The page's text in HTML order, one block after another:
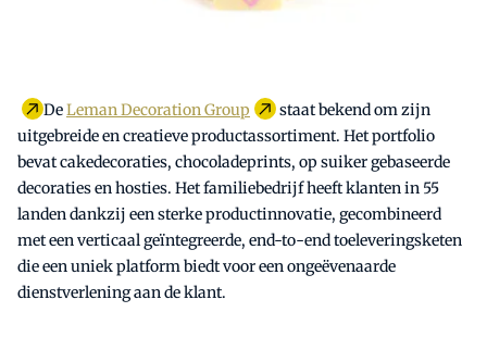
DeLeman Decoration Group
staat bekend om zijn
uitgebreide en creatieve productassortiment. Het portfolio
bevat cakedecoraties, chocoladeprints, op suiker gebaseerde
decoraties en hosties. Het familiebedrijf heeft klanten in 55
landen dankzij een sterke productinnovatie, gecombineerd
met een verticaal geïntegreerde, end-to-end toeleveringsketen
die een uniek platform biedt voor een ongeëvenaarde
dienstverlening aan de klant.